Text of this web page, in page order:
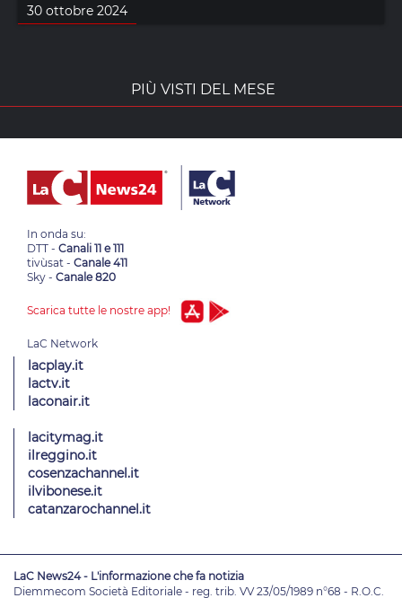
30 ottobre 2024
PIÙ VISTI DEL MESE
In onda su:
DTT - Canali 11 e 111
tivùsat - Canale 411
Sky - Canale 820
Scarica tutte le nostre app!
lacplay.it
lactv.it
laconair.it
lacitymag.it
ilreggino.it
cosenzachannel.it
ilvibonese.it
catanzarochannel.it
LaC News24 - L'informazione che fa notizia
Diemmecom Società Editoriale - reg. trib. VV 23/05/1989 n°68 - R.O.C.